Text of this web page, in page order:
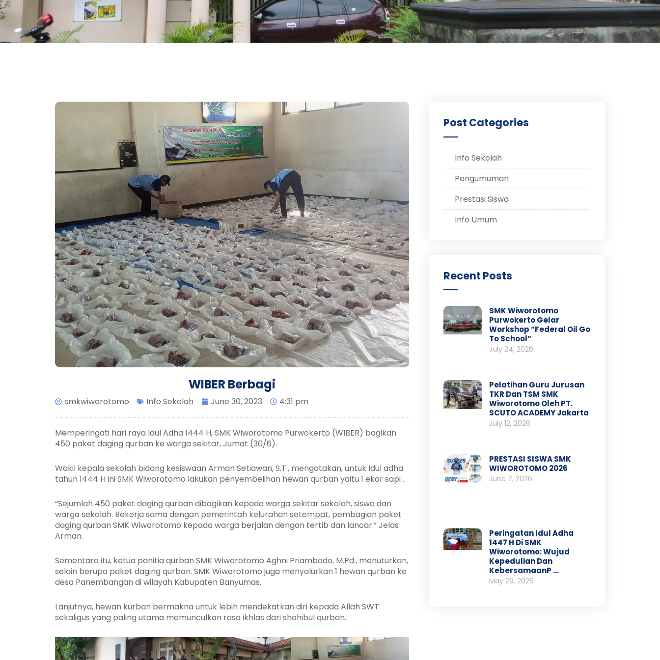
WIBER Berbagi
smkwiworotomo Info Sekolah June 30, 2023 4:31 pm
Memperingati hari raya Idul Adha 1444 H, SMK Wiworotomo Purwokerto (WIBER) bagikan
450 paket daging qurban ke warga sekitar, Jumat (30/6).
Wakil kepala sekolah bidang kesiswaan Arman Setiawan, S.T., mengatakan, untuk Idul adha
tahun 1444 H ini SMK Wiworotomo lakukan penyembelihan hewan qurban yaitu 1 ekor sapi .
“Sejumlah 450 paket daging qurban dibagikan kepada warga sekitar sekolah, siswa dan
warga sekolah. Bekerja sama dengan pemerintah kelurahan setempat, pembagian paket
daging qurban SMK Wiworotomo kepada warga berjalan dengan tertib dan lancar.” Jelas
Arman.
Sementara itu, ketua panitia qurban SMK Wiworotomo Aghni Priambodo, M.Pd., menuturkan,
selain berupa paket daging qurban. SMK Wiworotomo juga menyalurkan 1 hewan qurban ke
desa Panembangan di wilayah Kabupaten Banyumas.
Lanjutnya, hewan kurban bermakna untuk lebih mendekatkan diri kepada Allah SWT
sekaligus yang paling utama memunculkan rasa ikhlas dari shohibul qurban.
Post Categories
Info Sekolah
Pengumuman
Prestasi Siswa
Info Umum
Recent Posts
SMK Wiworotomo
Purwokerto Gelar
Workshop “Federal Oil Go
To School”
July 24, 2026
Pelatihan Guru Jurusan
TKR Dan TSM SMK
Wiworotomo Oleh PT.
SCUTO ACADEMY Jakarta
July 12, 2026
PRESTASI SISWA SMK
WIWOROTOMO 2026
June 7, 2026
Peringatan Idul Adha
1447 H Di SMK
Wiworotomo: Wujud
Kepedulian Dan
KebersamaanP …
May 29, 2026